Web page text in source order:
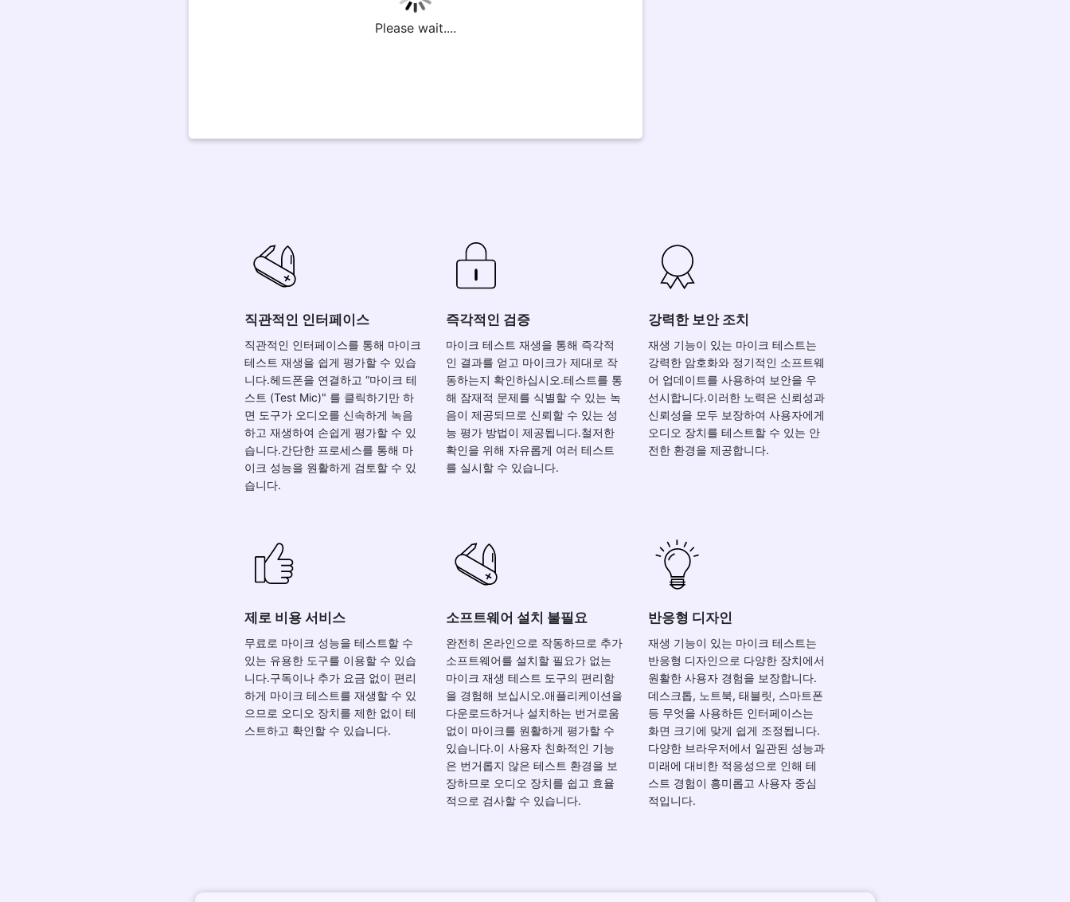
Please wait....
직관적인 인터페이스
직관적인 인터페이스를 통해 마이크
테스트 재생을 쉽게 평가할 수 있습
니다.헤드폰을 연결하고 “마이크 테
스트 (Test Mic)" 를 클릭하기만 하
면 도구가 오디오를 신속하게 녹음
하고 재생하여 손쉽게 평가할 수 있
습니다.간단한 프로세스를 통해 마
이크 성능을 원활하게 검토할 수 있
습니다.
즉각적인 검증
마이크 테스트 재생을 통해 즉각적
인 결과를 얻고 마이크가 제대로 작
동하는지 확인하십시오.테스트를 통
해 잠재적 문제를 식별할 수 있는 녹
음이 제공되므로 신뢰할 수 있는 성
능 평가 방법이 제공됩니다.철저한
확인을 위해 자유롭게 여러 테스트
를 실시할 수 있습니다.
강력한 보안 조치
재생 기능이 있는 마이크 테스트는
강력한 암호화와 정기적인 소프트웨
어 업데이트를 사용하여 보안을 우
선시합니다.이러한 노력은 신뢰성과
신뢰성을 모두 보장하여 사용자에게
오디오 장치를 테스트할 수 있는 안
전한 환경을 제공합니다.
제로 비용 서비스
무료로 마이크 성능을 테스트할 수
있는 유용한 도구를 이용할 수 있습
니다.구독이나 추가 요금 없이 편리
하게 마이크 테스트를 재생할 수 있
으므로 오디오 장치를 제한 없이 테
스트하고 확인할 수 있습니다.
소프트웨어 설치 불필요
완전히 온라인으로 작동하므로 추가
소프트웨어를 설치할 필요가 없는
마이크 재생 테스트 도구의 편리함
을 경험해 보십시오.애플리케이션을
다운로드하거나 설치하는 번거로움
없이 마이크를 원활하게 평가할 수
있습니다.이 사용자 친화적인 기능
은 번거롭지 않은 테스트 환경을 보
장하므로 오디오 장치를 쉽고 효율
적으로 검사할 수 있습니다.
반응형 디자인
재생 기능이 있는 마이크 테스트는
반응형 디자인으로 다양한 장치에서
원활한 사용자 경험을 보장합니다.
데스크톱, 노트북, 태블릿, 스마트폰
등 무엇을 사용하든 인터페이스는
화면 크기에 맞게 쉽게 조정됩니다.
다양한 브라우저에서 일관된 성능과
미래에 대비한 적응성으로 인해 테
스트 경험이 흥미롭고 사용자 중심
적입니다.